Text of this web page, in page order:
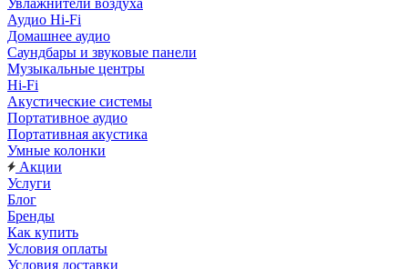
Увлажнители воздуха
Аудио Hi-Fi
Домашнее аудио
Саундбары и звуковые панели
Музыкальные центры
Hi-Fi
Акустические системы
Портативное аудио
Портативная акустика
Умные колонки
Акции
Услуги
Блог
Бренды
Как купить
Условия оплаты
Условия доставки